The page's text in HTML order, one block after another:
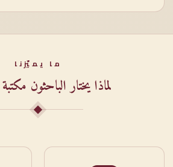
ما يميّزنا
لماذا يختار الباحثون